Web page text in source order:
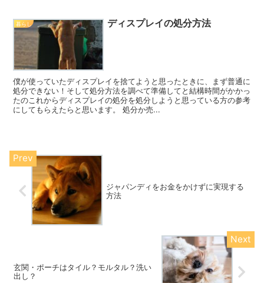
暮らし ディスプレイの処分方法
僕が使っていたディスプレイを捨てようと思ったときに、まず普通に
処分できない！そして処分方法を調べて準備してと結構時間がかかっ
たのこれからディスプレイの処分を処分しようと思っている方の参考
にしてもらえたらと思います。 処分か売...
ジャパンディをお金をかけずに実現する
方法
玄関・ポーチはタイル？モルタル？洗い
出し？